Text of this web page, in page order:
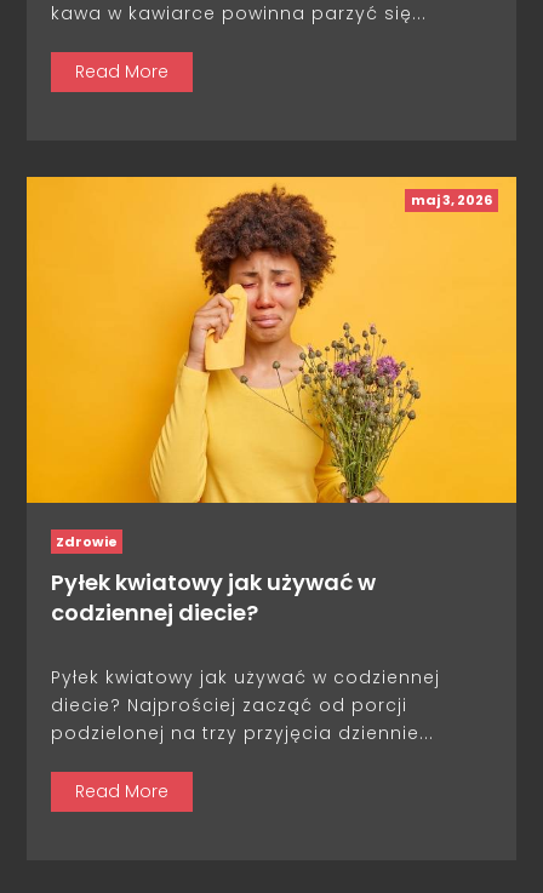
kawa w kawiarce powinna parzyć się...
Read More
maj 3, 2026
Zdrowie
Pyłek kwiatowy jak używać w
codziennej diecie?
Pyłek kwiatowy jak używać w codziennej
diecie? Najprościej zacząć od porcji
podzielonej na trzy przyjęcia dziennie...
Read More